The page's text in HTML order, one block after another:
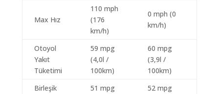
Max Hız
110 mph
(176
km/h)
0 mph (0
km/h)
Otoyol
Yakıt
Tüketimi
59 mpg
(4,0l /
100km)
60 mpg
(3,9l /
100km)
Birleşik
51 mpg
52 mpg